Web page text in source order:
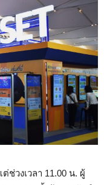
ช่วงเวลา 11.00 น. ผู้